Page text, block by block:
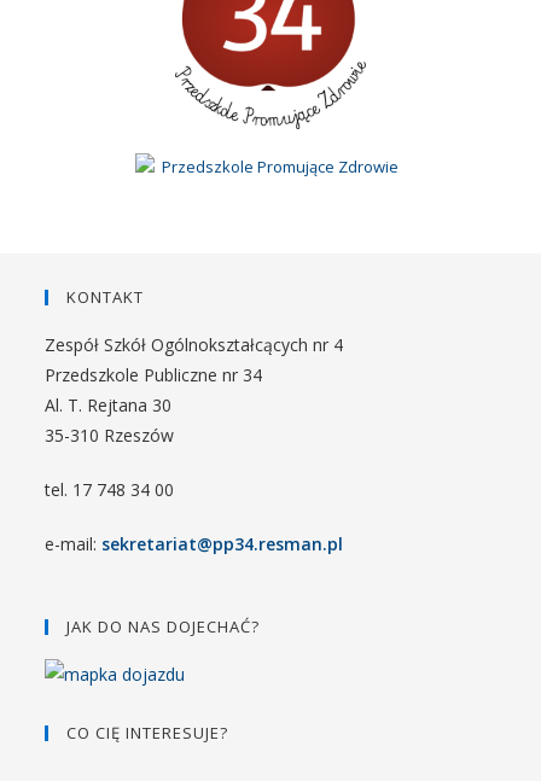
KONTAKT
Zespół Szkół Ogólnokształcących nr 4
Przedszkole Publiczne nr 34
Al. T. Rejtana 30
35-310 Rzeszów
tel. 17 748 34 00
e-mail: sekretariat@pp34.resman.pl
JAK DO NAS DOJECHAĆ?
CO CIĘ INTERESUJE?